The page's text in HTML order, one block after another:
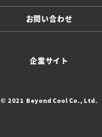
お問い合わせ
企業サイト
© 2021 Beyond Cool Co., Ltd.